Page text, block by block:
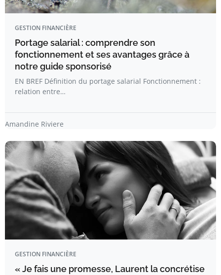
GESTION FINANCIÈRE
Portage salarial : comprendre son
fonctionnement et ses avantages grâce à
notre guide sponsorisé
EN BREF Définition du portage salarial Fonctionnement :
relation entre…
Amandine Riviere
GESTION FINANCIÈRE
« Je fais une promesse, Laurent la concrétise